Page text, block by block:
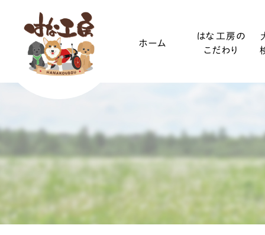
ホーム
はな工房の
こだわり
装着方法